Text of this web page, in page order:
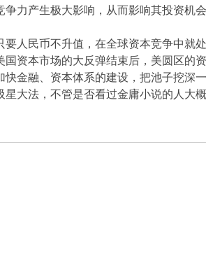
力产生极大影响，从而影响其投资机
人民币不升值，在全球资本竞争中就
资本市场的大反弹结束后，美圆区的
金融、资本体系的建设，把池子挖深
大法，不管是否看过金庸小说的人大概